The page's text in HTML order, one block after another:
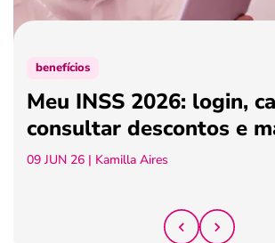
benefícios
Meu INSS 2026: login,
consultar descontos e
09 JUN 26 | Kamilla Aires